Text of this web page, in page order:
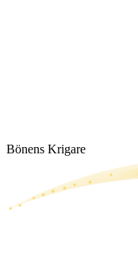
Bönens Krigare